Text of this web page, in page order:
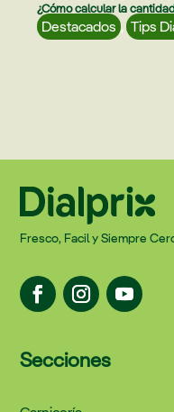
¿Cómo calcular la
Destacados , Tips
Fresco, Facil y Siempre
Secciones